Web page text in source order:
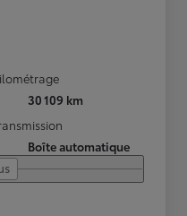
30 109 km
Boîte automatique